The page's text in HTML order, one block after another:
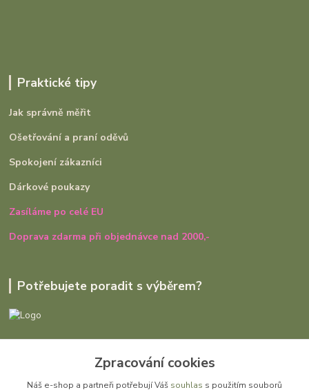
Praktické tipy
Jak správně měřit
Ošetřování a praní oděvů
Spokojení zákazníci
Dárkové poukazy
Zasíláme po celé EU
Doprava zdarma při objednávce nad 2000,-
Potřebujete poradit s výběrem?
+420 727 979 401
Zpracování cookies
Náš e-shop a partneři potřebují Váš souhlas s použitím souborů